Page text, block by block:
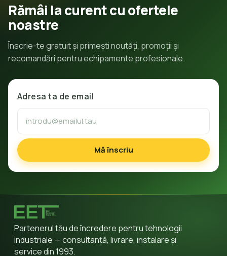
Rămâi la curent cu ofertele
noastre
Înscrie-te gratuit și primești noutăți, promoții și
recomandări pentru echipamente profesionale.
Adresa ta de email
Mă înscriu
Partenerul tău de încredere pentru tehnologii
industriale — consultanță, livrare, instalare și
service din 1993.